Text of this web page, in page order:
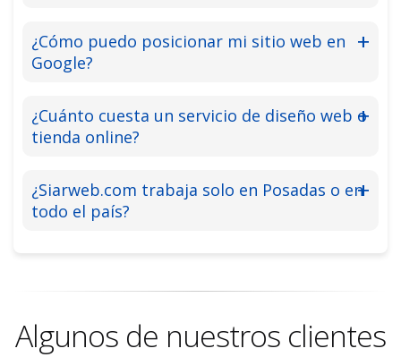
¿Cómo puedo posicionar mi sitio web en
Google?
¿Cuánto cuesta un servicio de diseño web o
tienda online?
¿Siarweb.com trabaja solo en Posadas o en
todo el país?
Algunos de nuestros clientes